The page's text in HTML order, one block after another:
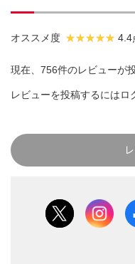
オススメ度 4.4
現在、756件のレビューが
レビューを投稿するにはロ